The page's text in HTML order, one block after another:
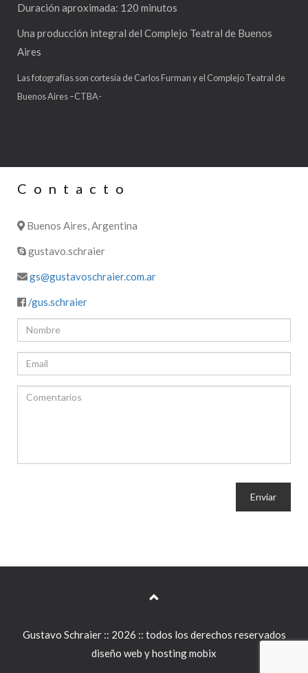
Duración aproximada: 120 minutos
Una producción integral del Complejo Teatral de Buenos
Aires
Las fotografías son cortesía de Carlos Furman y el Complejo Teatral de
Buenos Aires –CTBA-
Contacto
Buenos Aires, Argentina
gustavo.schraier
gs@gustavoschraier.com.ar
/gus.schraier
Enviar
Gustavo Schraier :: 2026 :: todos los derechos reservados
diseño web y hosting mobix